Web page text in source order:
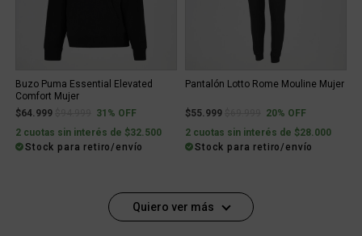
Buzo Puma Essential Elevated
Comfort Mujer
$64.999
Price reduced from
to31% OFF
2 cuotas sin interés de $32.500
Stock para retiro/envío
Pantalón Lotto Rome Mouline Mujer
$55.999 Price reduced from
to20% OFF
2 cuotas sin interés de $28.000
Stock para retiro/envío
Quiero ver más